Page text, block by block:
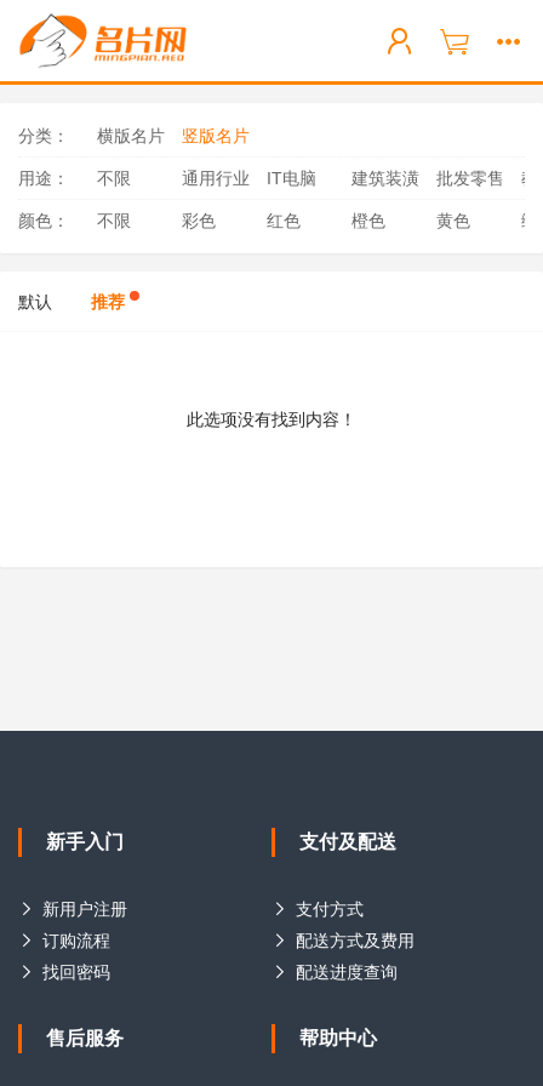
分类： 横版名片 竖版名片
用途： 不限 通用行业 IT电脑 建筑装潢 批发零售 教
颜色： 不限 彩色 红色 橙色 黄色 绿
默认 推荐
此选项没有找到内容！
新手入门
新用户注册
订购流程
找回密码
支付及配送
支付方式
配送方式及费用
配送进度查询
售后服务 帮助中心